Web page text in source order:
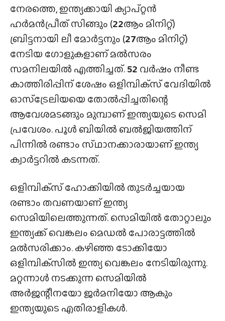
നേരത്തെ, ഇന്ത്യക്കായി ക്യാപ്റ്റൻ
ഹർമൻപ്രീത് സിങ്ങും (22ആം മിനിറ്റ്)
ബ്രിട്ടനായി ലീ മോർട്ടനും (27ആം മിനിറ്റ്)
നേടിയ ഗോളുകളാണ് മൽസരം
സമനിലയിൽ എത്തിച്ചത്.52 വർഷം നീണ്ട
കാത്തിരിപ്പിന് ശേഷം ഒളിമ്പിക്‌സ് വേദിയിൽ
ഓസ്ട്രേലിയയെ തോൽപ്പിച്ചതിന്റെ
ആവേശമടങ്ങും മുമ്പാണ് ഇന്ത്യയുടെ സെമി
പ്രവേശം. പൂൾ ബിയിൽ ബൽജിയത്തിന്
പിന്നിൽ രണ്ടാം സ്‌ഥാനക്കാരായാണ് ഇന്ത്യ
ക്വാർട്ടറിൽ കടന്നത്.
ഒളിമ്പിക്‌സ് ഹോക്കിയിൽ തുടർച്ചയായ
രണ്ടാം തവണയാണ് ഇന്ത്യ
സെമിയിലെത്തുന്നത്. സെമിയിൽ തോറ്റാലും
ഇന്ത്യക്ക് വെങ്കലം മെഡൽ പോരാട്ടത്തിൽ
മൽസരിക്കാം. കഴിഞ്ഞ ടോക്കിയോ
ഒളിമ്പിക്‌സിൽ ഇന്ത്യ വെങ്കലം നേടിയിരുന്നു.
മറ്റന്നാൾ നടക്കുന്ന സെമിയിൽ
അർജന്റീനയോ ജർമനിയോ ആകും
ഇന്ത്യയുടെ എതിരാളികൾ.